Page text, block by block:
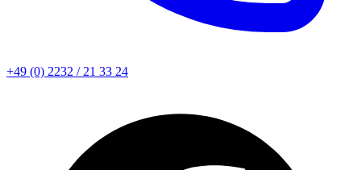
+49 (0) 2232 / 21 33 24